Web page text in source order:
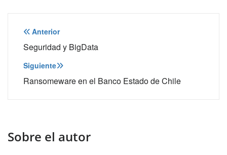
Navegación
de
entradas
Anterior
Seguridad y BigData
Siguiente
Ransomeware en el Banco Estado de Chile
Sobre el autor